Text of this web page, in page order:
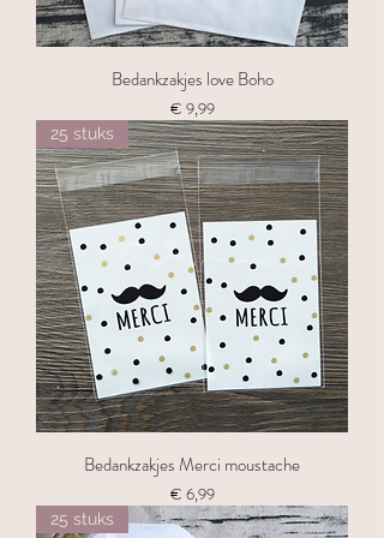
Bedankzakjes love Boho
Prijs
€ 9,99
25 stuks
Bedankzakjes Merci moustache
Prijs
€ 6,99
25 stuks